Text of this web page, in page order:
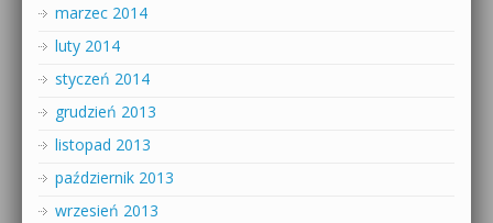
marzec 2014
luty 2014
styczeń 2014
grudzień 2013
listopad 2013
październik 2013
wrzesień 2013